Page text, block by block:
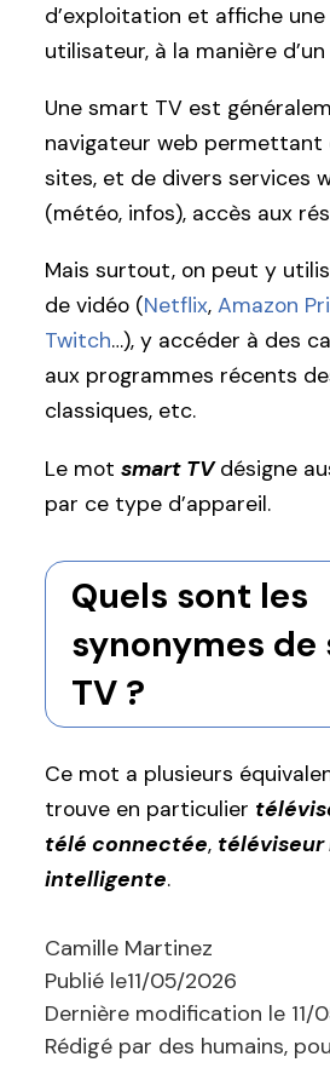
d’exploitation et affiche
utilisateur, à la manière
Une smart TV est
navigateur web permettant
sites, et de divers services
(météo, infos), accès aux
Mais surtout, on peut y
de vidéo (Netflix, Amazon
Twitch…), y accéder à des
aux programmes récents
classiques, etc.
Le mot smart TVdésigne
par ce type d’appareil.
Quels sont les
synonymes de
TV ?
Ce mot a plusieurs
trouve en particulier
télé connectée,
intelligente.
Camille Martinez
Publié le11/05/2026
Dernière modification le 11/
Rédigé par des humains,